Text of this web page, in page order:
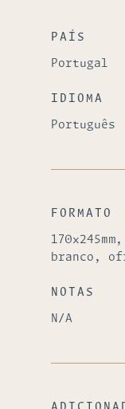
PAÍS
Portugal
IDIOMA
Português
FORMATO
branco,
NOTAS
N/A